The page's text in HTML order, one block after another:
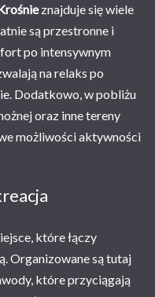
znajduje się wiele
są przestronne i
po intensywnym
na relaks po
Dodatkowo, w pobliżu
oraz inne tereny
możliwości aktywności
które łączy
Organizowane są tutaj
które przyciągają